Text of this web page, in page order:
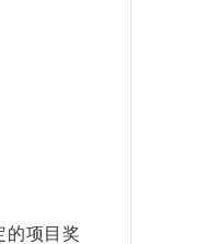
的项目奖